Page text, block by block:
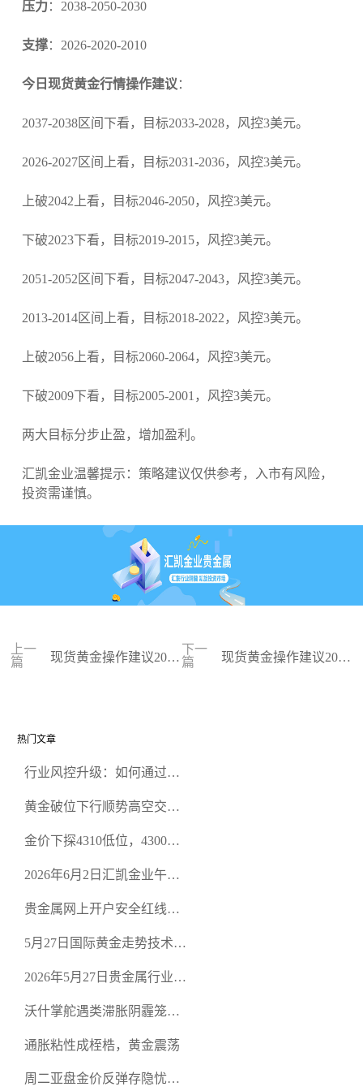
压力 ：2038-2050-2030
支撑：2026-2020-2010
今日现货黄金行情操作建议 ：
2037-2038区间下看，目标2033-2028，风控3美元。
2026-2027区间上看，目标2031-2036，风控3美元。
上破2042上看，目标2046-2050，风控3美元。
下破2023下看，目标2019-2015，风控3美元。
2051-2052区间下看，目标2047-2043，风控3美元。
2013-2014区间上看，目标2018-2022，风控3美元。
上破2056上看，目标2060-2064，风控3美元。
下破2009下看，目标2005-2001，风控3美元。
两大目标分步止盈，增加盈利。
汇凯金业温馨提示：策略建议仅供参考，入市有风险，
投资需谨慎。
上一
篇
现货黄金操作建议2024
下一
篇
现货黄金操作建议2024
热门文章
行业风控升级：如何通过正
规黄金开户交易平台？
黄金破位下行顺势高空交易
金价下探4310低位，4300关
2026年6月2日汇凯金业午盘
空头清算算法如何布防？
贵金属网上开户安全红线：
恶意洗盘陷阱
5月27日国际黄金走势技术盘
规黄金平台全方位行情解析
2026年5月27日贵金属行业新
正规贵金属开户平台迎开户
热潮
沃什掌舵遇类滞胀阴霾笼
通胀粘性成桎梏，黄金震荡
周二亚盘金价反弹存隐忧，